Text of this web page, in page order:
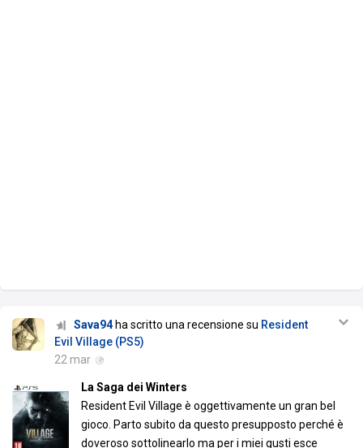
Sava94ha scritto una recensione su Resident
Evil Village (PS5)
22 mar
La Saga dei Winters
Resident Evil Village è oggettivamente un gran bel
gioco. Parto subito da questo presupposto perché è
doveroso sottolinearlo ma per i miei gusti esce